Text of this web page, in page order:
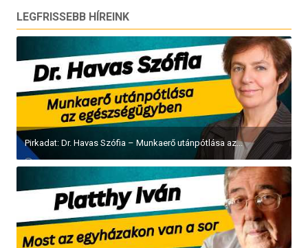
LEGFRISSEBB HÍREINK
Pirkadat: Dr. Havas Szófia – Munkaerő utánpótlása az...